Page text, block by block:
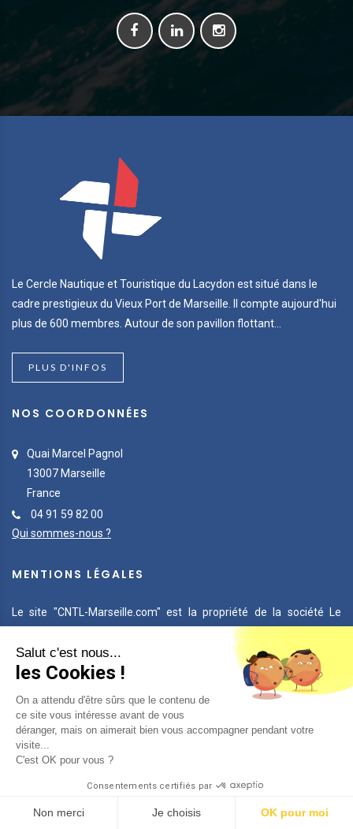
Le Cercle Nautique et Touristique du Lacydon est situé dans le
cadre prestigieux du Vieux Port de Marseille. Il compte aujourd'hui
plus de 600 membres. Autour de son pavillon flottant...
PLUS D'INFOS
NOS COORDONNÉES
Quai Marcel Pagnol
13007 Marseille
France
04 91 59 82 00
Qui sommes-nous ?
MENTIONS LÉGALES
Le site "CNTL-Marseille.com" est la propriété de la société Le
Cercle Nautique & Touristique du Lacydon et a été réalisé et géré
par la société Net Invaders.
TRAITEMENT DES DONNÉES
POLICE COOKIES
CONSENTEMENT COOKIES
© 2026 - CNTL MARSEILLE - TOUS DROITS RÉSERVÉS - RÉALISÉ PAR
INVADERS
Salut c'est nous...
les Cookies !
On a attendu d'être sûrs que le contenu de
ce site vous intéresse avant de vous
déranger, mais on aimerait bien vous accompagner pendant votre
visite...
C'est OK pour vous ?
Consentements certifiés par
Non merci Je choisis OK pour moi